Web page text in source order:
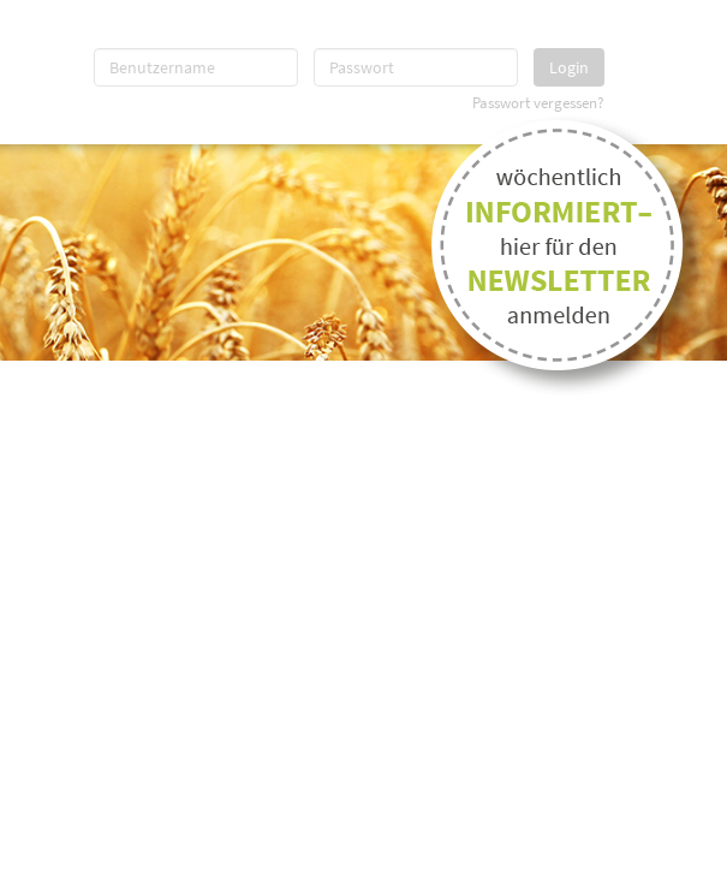
Login
Passwort vergessen?